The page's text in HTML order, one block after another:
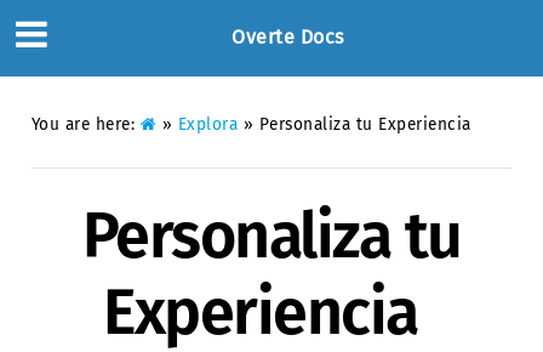
Overte Docs
You are here: » Explora » Personaliza tu Experiencia
Personaliza tu
Experiencia